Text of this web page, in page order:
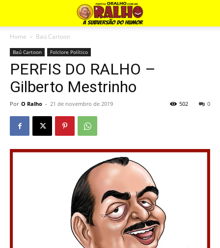
Home Baú Cartoon
Baú Cartoon Folclore Político
PERFIS DO RALHO –
Gilberto Mestrinho
Por O Ralho - 21 de novembro de 2019 0
502